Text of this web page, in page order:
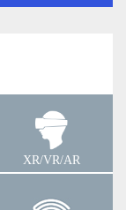
XR/VR/AR